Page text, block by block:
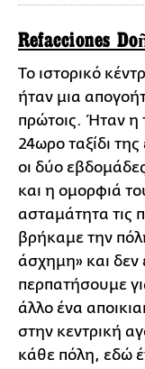
Refacciones
Το ιστορικό
ήταν μια
πρώτοις. Ήταν η
24ωρο ταξίδι
οι δύο
και η ομορφιά
ασταμάτητα τις
βρήκαμε την
άσχημη» και δεν
περπατήσουμε
άλλο ένα
στην κεντρική
κάθε πόλη, εδώ